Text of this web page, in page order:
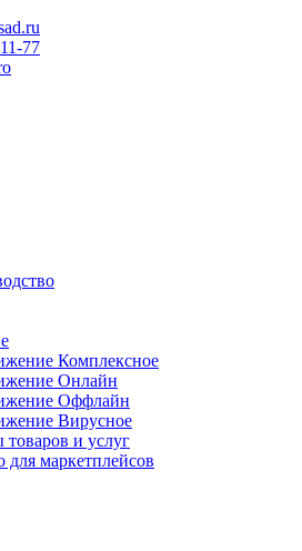
77
Комплексное
Онлайн
Оффлайн
Вирусное
и услуг
для маркетплейсов